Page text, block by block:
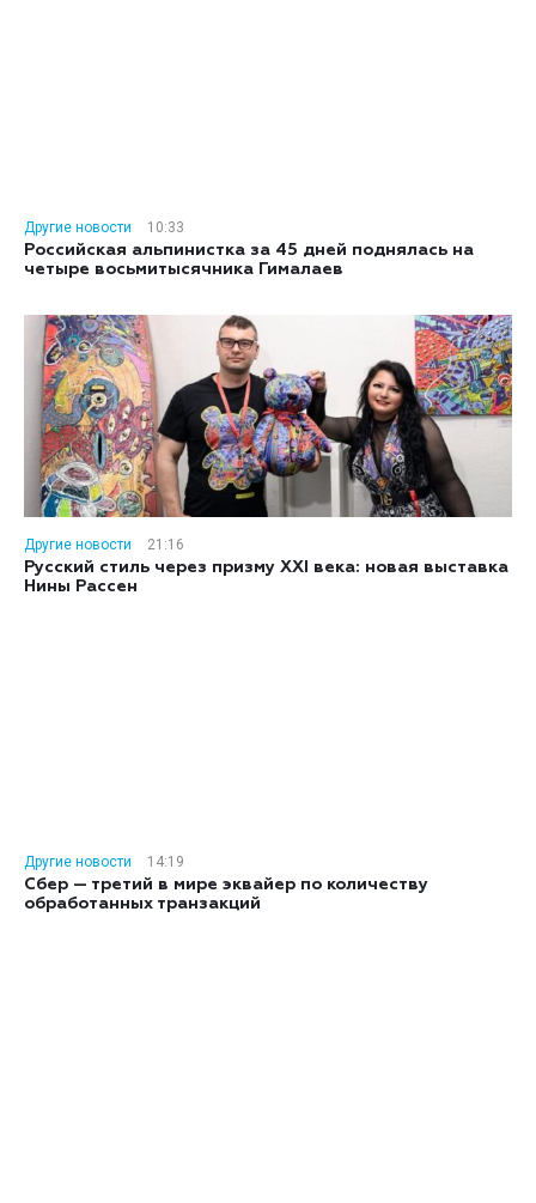
Другие новости
10:33
Российская альпинистка за 45 дней поднялась на
четыре восьмитысячника Гималаев
Другие новости
21:16
Русский стиль через призму XXI века: новая выставка
Нины Рассен
Другие новости
14:19
Сбер — третий в мире эквайер по количеству
обработанных транзакций